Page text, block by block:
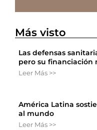
Más visto
Las defensas
pero su financiación
Leer Más >>
América Latina
al mundo
Leer Más >>